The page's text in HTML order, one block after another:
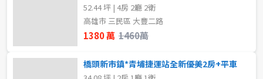
52.44 坪 | 4房 2廳 2衛
高雄市 三民區 大豐二路
1380 萬 1460萬
橋頭新市鎮*青埔捷運站全新優美2房+平車